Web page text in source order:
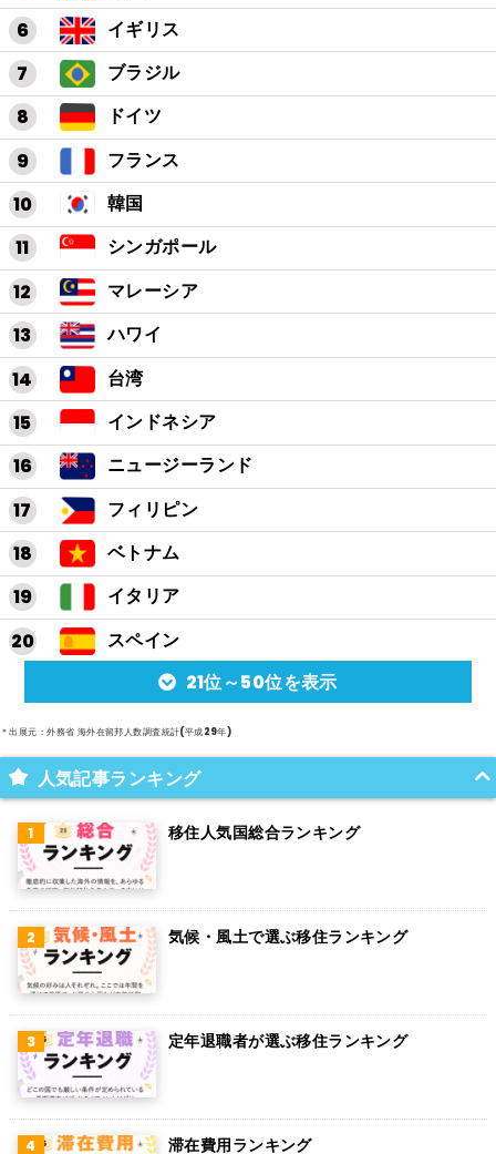
イギリス
ブラジル
ドイツ
フランス
韓国
シンガポール
マレーシア
ハワイ
台湾
インドネシア
ニュージーランド
フィリピン
ベトナム
イタリア
スペイン
アルゼンチン
メキシコ
スイス
オランダ
グアム
パラグアイ
アラブ首長国連邦
スウェーデン
ペルー
21位～50位を表示
＊出展元：外務省 海外在留邦人数調査統計(平成29年)
人気記事ランキング
移住人気国総合ランキング
気候・風土で選ぶ移住ランキング
定年退職者が選ぶ移住ランキング
滞在費用ランキング